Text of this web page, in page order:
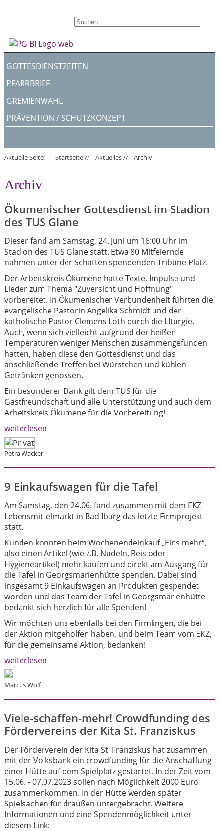
GOTTESDIENSTZEITEN
PFARRBRIEF
GREMIENWAHL
PRÄVENTION / SCHUTZKONZEPT
Aktuelle Seite: Startseite// Aktuelles// Archiv
Archiv
Ökumenischer Gottesdienst im Stadion
des TUS Glane
Dieser fand am Samstag, 24. Juni um 16:00 Uhr im
Stadion des TUS Glane statt. Etwa 80 Mitfeiernde
nahmen unter der Schatten spendenden Tribüne Platz.
Der Arbeitskreis Ökumene hatte Texte, Impulse und
Lieder zum Thema "Zuversicht und Hoffnung"
vorbereitet. In Ökumenischer Verbundenheit führten die
evangelische Pastorin Angelika Schmidt und der
katholische Pastor Clemens Loth durch die LIturgie.
Auch, wenn sich vielleicht aufgrund der heißen
Temperaturen weniger Menschen zusammengefunden
hatten, haben diese den Gottesdienst und das
anschließende Treffen bei Würstchen und kühlen
Getränken genossen.
Ein besonderer Dank gilt dem TUS für die
Gastfreundschaft und alle Unterstützung und auch dem
Arbeitskreis Ökumene für die Vorbereitung!
weiterlesen
Petra Wacker
9 Einkaufswagen für die Tafel
Am Samstag, den 24.06. fand zusammen mit dem EKZ
Lebensmittelmarkt in Bad Iburg das letzte Firmprojekt
statt.
Kunden konnten beim Wochenendeinkauf „Eins mehr“,
also einen Artikel (wie z.B. Nudeln, Reis oder
Hygieneartikel) mehr kaufen und direkt am Ausgang für
die Tafel in Georgsmarienhütte spenden. Dabei sind
insgesamt 9 Einkaufswagen an Produkten gespendet
worden und das Team der Tafel in Georgsmarienhütte
bedankt sich herzlich für alle Spenden!
Wir möchten uns ebenfalls bei den Firmlingen, die bei
der Aktion mitgeholfen haben, und beim Team vom EKZ,
für die gemeinsame Aktion, bedanken!
weiterlesen
Marcus Wolf
Viele-schaffen-mehr! Crowdfunding des
Fördervereins der Kita St. Franziskus
Der Förderverein der Kita St. Franziskus hat zusammen
mit der Volksbank ein crowdfunding für die Anschaffung
einer Hütte auf dem Spielplatz gestartet. In der Zeit vom
15.06. - 07.07.2023 sollen nach Möglichkeit 2000 Euro
zusammenkommen. In der Hütte werden später
Spielsachen für draußen untergebracht. Weitere
Informationen und eine Spendenmöglichkeit unter
diesem Link: